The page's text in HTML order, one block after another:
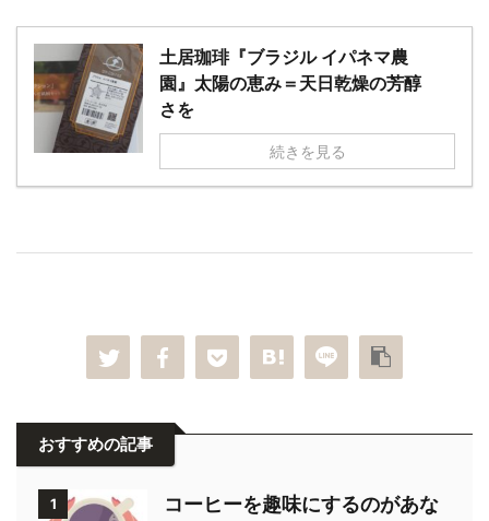
土居珈琲『ブラジル イパネマ農
園』太陽の恵み＝天日乾燥の芳醇
さを
続きを見る
おすすめの記事
1
コーヒーを趣味にするのがあな